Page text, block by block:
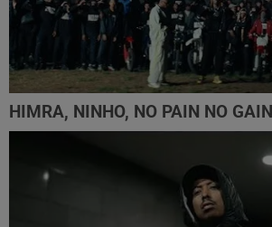
HIMRA, NINHO, NO PAIN NO